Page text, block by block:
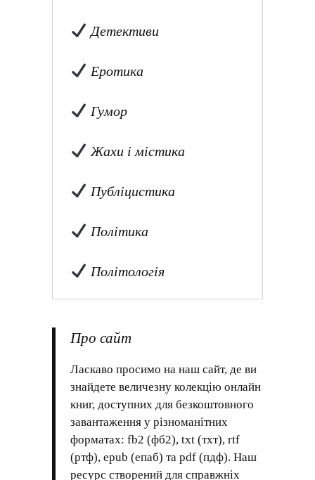
Детективи
Еротика
Гумор
Жахи і містика
Публіцистика
Політика
Політологія
Про сайт
Ласкаво просимо на наш сайт, де ви
знайдете величезну колекцію онлайн
книг, доступних для безкоштовного
завантаження у різноманітних
форматах: fb2 (фб2), txt (тхт), rtf
(ртф), epub (епаб) та pdf (пдф). Наш
ресурс створений для справжніх